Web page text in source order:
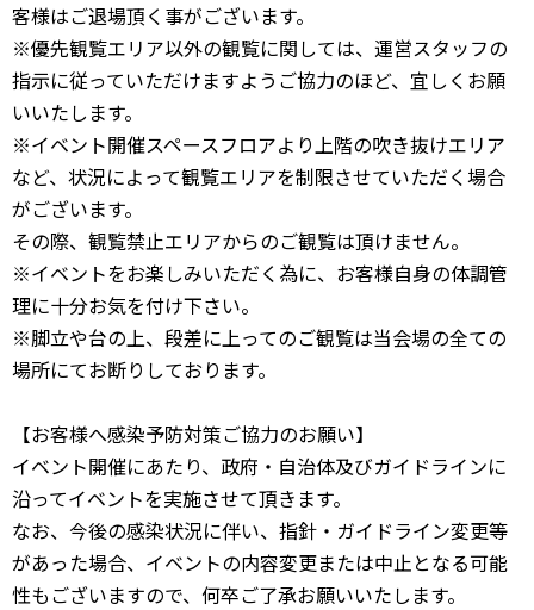
客様はご退場頂く事がございます。
※優先観覧エリア以外の観覧に関しては、運営スタッフの
指示に従っていただけますようご協力のほど、宜しくお願
いいたします。
※イベント開催スペースフロアより上階の吹き抜けエリア
など、状況によって観覧エリアを制限させていただく場合
がございます。
その際、観覧禁止エリアからのご観覧は頂けません。
※イベントをお楽しみいただく為に、お客様自身の体調管
理に十分お気を付け下さい。
※脚立や台の上、段差に上ってのご観覧は当会場の全ての
場所にてお断りしております。
【お客様へ感染予防対策ご協力のお願い】
イベント開催にあたり、政府・自治体及びガイドラインに
沿ってイベントを実施させて頂きます。
なお、今後の感染状況に伴い、指針・ガイドライン変更等
があった場合、イベントの内容変更または中止となる可能
性もございますので、何卒ご了承お願いいたします。